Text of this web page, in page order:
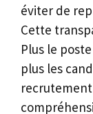
éviter de
Cette
Plus le
plus les
recrutement